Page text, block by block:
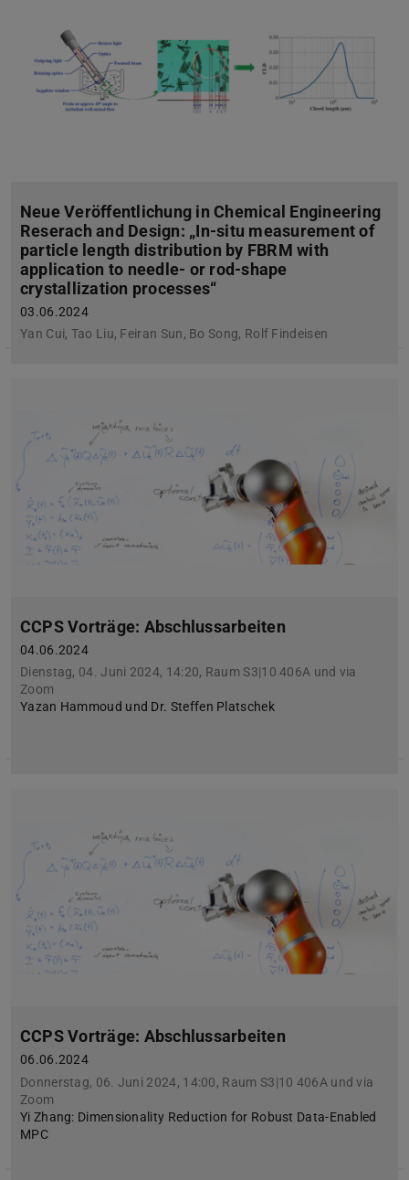
Neue Veröffentlichung in Chemical Engineering
Reserach and Design: „In-situ measurement of
particle length distribution by FBRM with
application to needle- or rod-shape
crystallization processes“
03.06.2024
Yan Cui, Tao Liu, Feiran Sun, Bo Song, Rolf Findeisen
CCPS Vorträge: Abschlussarbeiten
04.06.2024
Dienstag, 04. Juni 2024, 14:20, Raum S3|10 406A und via
Zoom
Yazan Hammoud und Dr. Steffen Platschek
CCPS Vorträge: Abschlussarbeiten
06.06.2024
Donnerstag, 06. Juni 2024, 14:00, Raum S3|10 406A und via
Zoom
Yi Zhang: Dimensionality Reduction for Robust Data-Enabled
MPC